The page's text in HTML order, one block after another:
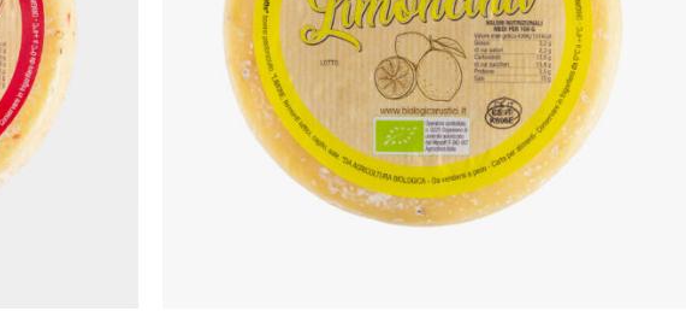
ANTEPRIMA RAPIDA